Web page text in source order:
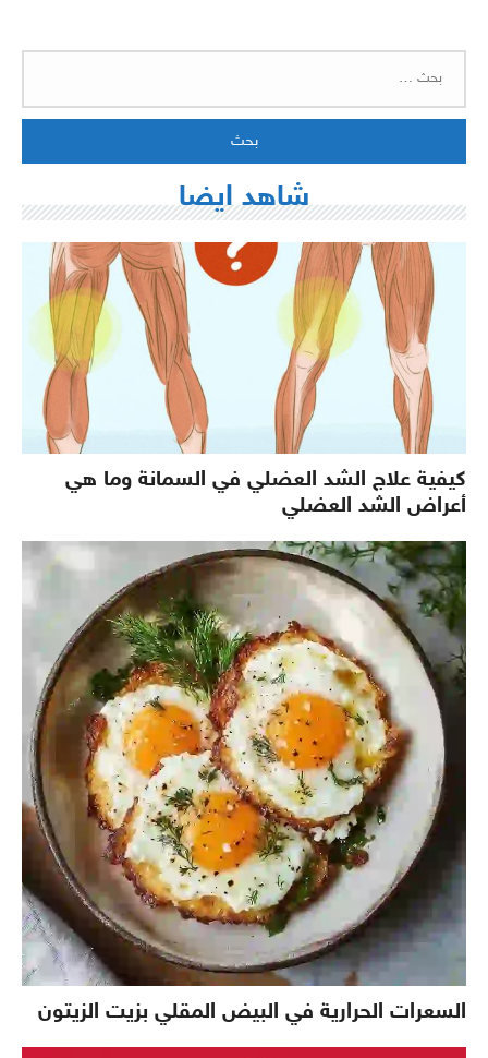
شاهد ايضا
كيفية علاج الشد العضلي في السمانة وما هي
أعراض الشد العضلي
السعرات الحرارية في البيض المقلي بزيت الزيتون